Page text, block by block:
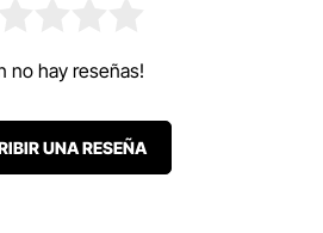
no hay reseñas!
UNA RESEÑA